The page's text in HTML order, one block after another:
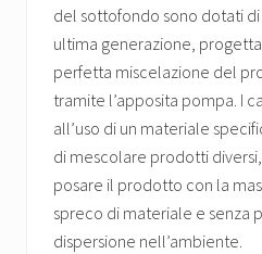
del sottofondo sono dotati
ultima generazione,
perfetta miscelazione del
tramite l’apposita pompa. I
all’uso di un materiale
di mescolare prodotti
posare il prodotto con la
spreco di materiale e senza
dispersione nell’ambiente.